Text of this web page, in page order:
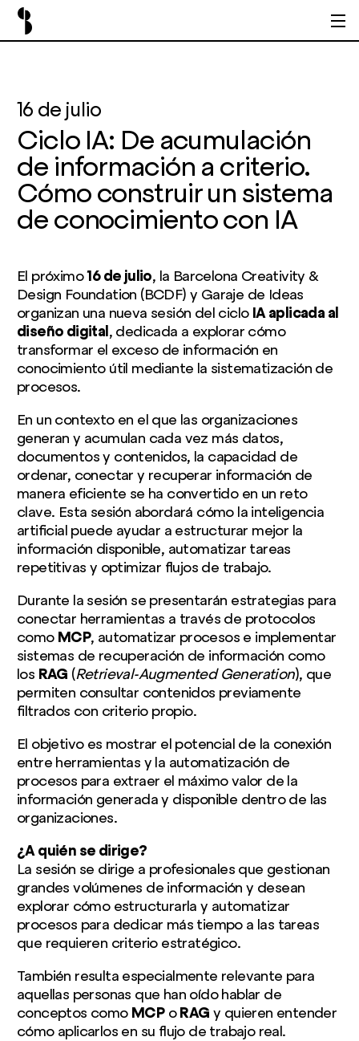
16 de julio
Ciclo IA: De acumulación
de información a criterio.
Cómo construir un sistema
de conocimiento con IA
El próximo16 de julio, la Barcelona Creativity &
Design Foundation (BCDF) y Garaje de Ideas
organizan una nueva sesión del ciclo IA aplicada al
diseño digital, dedicada a explorar cómo
transformar el exceso de información en
conocimiento útil mediante la sistematización de
procesos.
En un contexto en el que las organizaciones
generan y acumulan cada vez más datos,
documentos y contenidos, la capacidad de
ordenar, conectar y recuperar información de
manera eficiente se ha convertido en un reto
clave. Esta sesión abordará cómo la inteligencia
artificial puede ayudar a estructurar mejor la
información disponible, automatizar tareas
repetitivas y optimizar flujos de trabajo.
Durante la sesión se presentarán estrategias para
conectar herramientas a través de protocolos
como MCP, automatizar procesos e implementar
sistemas de recuperación de información como
los RAG (Retrieval-Augmented Generation), que
permiten consultar contenidos previamente
filtrados con criterio propio.
El objetivo es mostrar el potencial de la conexión
entre herramientas y la automatización de
procesos para extraer el máximo valor de la
información generada y disponible dentro de las
organizaciones.
¿A quién se dirige?
La sesión se dirige a profesionales que gestionan
grandes volúmenes de información y desean
explorar cómo estructurarla y automatizar
procesos para dedicar más tiempo a las tareas
que requieren criterio estratégico.
También resulta especialmente relevante para
aquellas personas que han oído hablar de
conceptos como MCPoRAG y quieren entender
cómo aplicarlos en su flujo de trabajo real.